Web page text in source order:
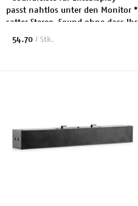
passt nahtlos unter den Monitor *
satter Stereo-Sound ohne dass Ihr
Schreibtisch zu voll wird * zu
54.70 / Stk.